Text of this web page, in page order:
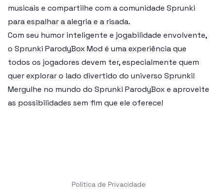
musicais e compartilhe com a comunidade Sprunki
para espalhar a alegria e a risada.
Com seu humor inteligente e jogabilidade envolvente,
o Sprunki ParodyBox Mod é uma experiência que
todos os jogadores devem ter, especialmente quem
quer explorar o lado divertido do universo Sprunki!
Mergulhe no mundo do Sprunki ParodyBoxe aproveite
as possibilidades sem fim que ele oferece!
Política de Privacidade